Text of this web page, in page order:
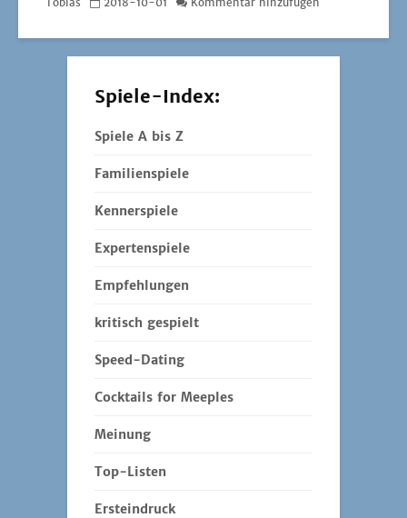
Spiele-Index:
Spiele A bis Z
Familienspiele
Kennerspiele
Expertenspiele
Empfehlungen
kritisch gespielt
Speed-Dating
Cocktails for Meeples
Meinung
Top-Listen
Ersteindruck